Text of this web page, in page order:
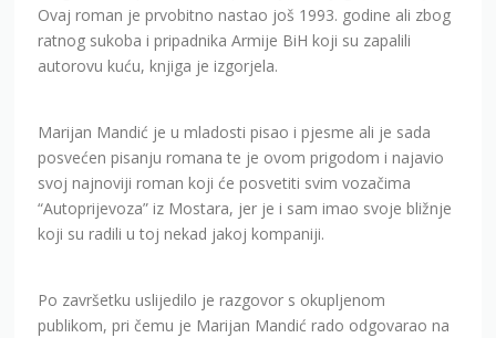
Ovaj roman je prvobitno nastao još 1993. godine ali zbog
ratnog sukoba i pripadnika Armije BiH koji su zapalili
autorovu kuću, knjiga je izgorjela.
Marijan Mandić je u mladosti pisao i pjesme ali je sada
posvećen pisanju romana te je ovom prigodom i najavio
svoj najnoviji roman koji će posvetiti svim vozačima
“Autoprijevoza” iz Mostara, jer je i sam imao svoje bližnje
koji su radili u toj nekad jakoj kompaniji.
Po završetku uslijedilo je razgovor s okupljenom
publikom, pri čemu je Marijan Mandić rado odgovarao na